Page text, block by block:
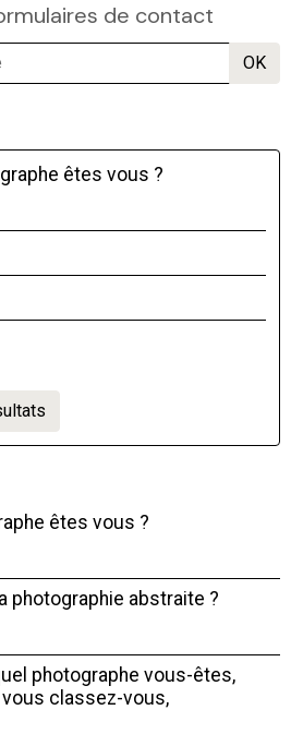
de contact
OK
êtes vous ?
êtes vous ?
photographie abstraite ?
photographe vous-êtes,
classez-vous,